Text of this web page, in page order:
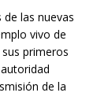
las nuevas
vivo de
primeros
de la